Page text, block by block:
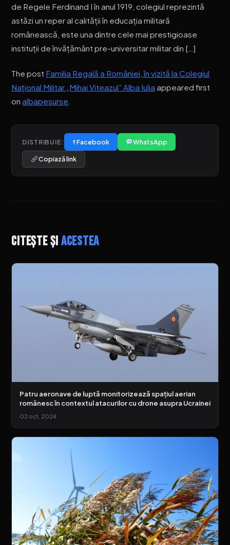
de Regele Ferdinand I în anul 1919, colegiul reprezintă
astăzi un reper al calității în educația militară
românească, este una dintre cele mai prestigioase
instituții de învățământ pre-universitar militar din […]
The post Familia Regală a României, în vizită la Colegiul
Național Militar „Mihai Viteazul” Alba Iulia appeared first
onalbapesurse
DISTRIBUIE: f Facebook WhatsApp
Copiază link
Citește șiacestea
Patru aeronave de luptă monitorizează spațiul aerian
românesc în contextul atacurilor cu drone asupra Ucrainei
02 oct. 2024